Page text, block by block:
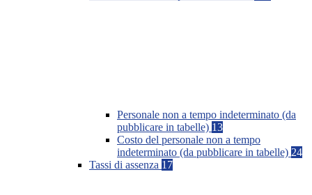
Personale non a tempo indeterminato (da
pubblicare in tabelle) 13
Costo del personale non a tempo
indeterminato (da pubblicare in tabelle) 24
Tassi di assenza 17